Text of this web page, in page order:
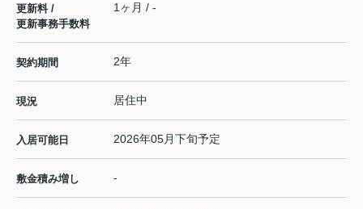
更新料 /
更新事務手数料
1ヶ月 / -
契約期間 2年
現況 居住中
入居可能日 2026年05月下旬予定
敷金積み増し -